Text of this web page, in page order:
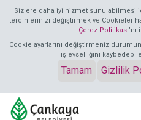
Sizlere daha iyi hizmet sunulabilmesi
tercihlerinizi değiştirmek ve Cookieler
Çerez Politikası
Cookie ayarlarını değiştirmeniz
işlevselliğini
Tamam Gizlilik